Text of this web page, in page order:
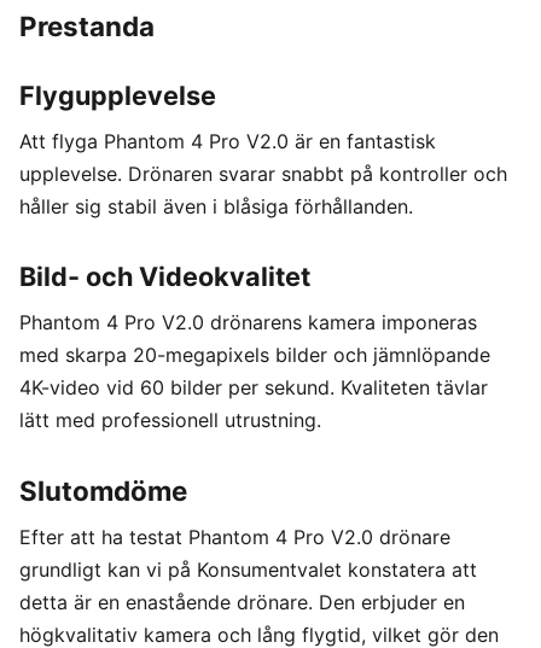
Prestanda
Flygupplevelse
Att flyga Phantom 4 Pro V2.0 är en fantastisk
upplevelse. Drönaren svarar snabbt på kontroller och
håller sig stabil även i blåsiga förhållanden.
Bild- och Videokvalitet
Phantom 4 Pro V2.0 drönarens kamera imponeras
med skarpa 20-megapixels bilder och jämnlöpande
4K-video vid 60 bilder per sekund. Kvaliteten tävlar
lätt med professionell utrustning.
Slutomdöme
Efter att ha testat Phantom 4 Pro V2.0 drönare
grundligt kan vi på Konsumentvalet konstatera att
detta är en enastående drönare. Den erbjuder en
högkvalitativ kamera och lång flygtid, vilket gör den